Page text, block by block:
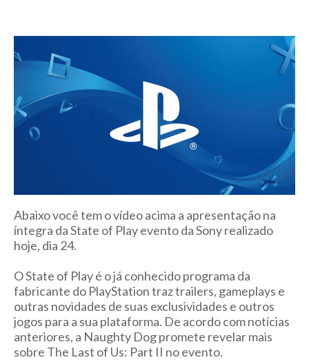
Abaixo você tem o vídeo acima a apresentação na
íntegra da State of Play evento da Sony realizado
hoje, dia 24.
O State of Play é o já conhecido programa da
fabricante do PlayStation traz trailers, gameplays e
outras novidades de suas exclusividades e outros
jogos para a sua plataforma. De acordo com notícias
anteriores, a Naughty Dog promete revelar mais
sobre The Last of Us: Part II no evento.